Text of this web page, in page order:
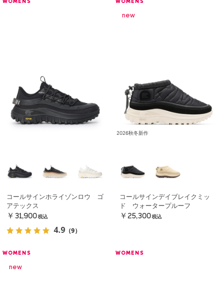
WOMENS
コールサインホライゾンロウ ゴ
アテックス
￥31,900 税込
4.9 （9）
WOMENS
2026秋冬新作
コールサインデイブレイクミッ
ド ウォータープルーフ
￥25,300 税込
WOMENS WOMENS